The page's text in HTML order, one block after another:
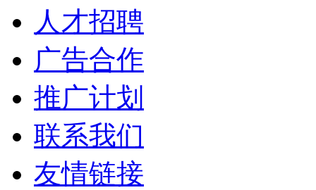
人才招聘
广告合作
推广计划
联系我们
友情链接